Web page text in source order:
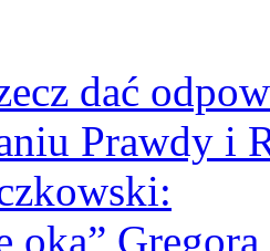
dać
Prawdy i